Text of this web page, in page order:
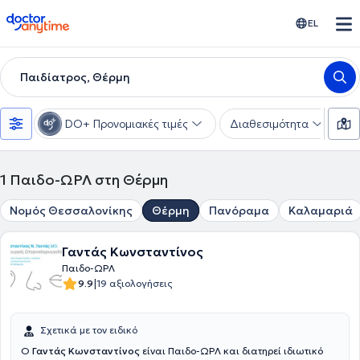
doctoranytime EL
Παιδίατρος, Θέρμη
DO+ Προνομιακές τιμές Διαθεσιμότητα
1 Παιδο-ΩΡΛ στη Θέρμη
Νομός Θεσσαλονίκης Θέρμη Πανόραμα Καλαμαριά
Γαντάς Κωνσταντίνος
Παιδο-ΩΡΛ
9.9|19 αξιολογήσεις
Σχετικά με τον ειδικό
Ο Γαντάς Κωνσταντίνος είναι Παιδο-ΩΡΛ και διατηρεί ιδιωτικό